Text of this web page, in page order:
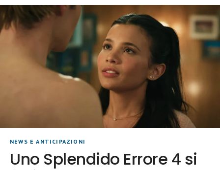
NEWS E ANTICIPAZIONI
Uno Splendido Errore 4 si